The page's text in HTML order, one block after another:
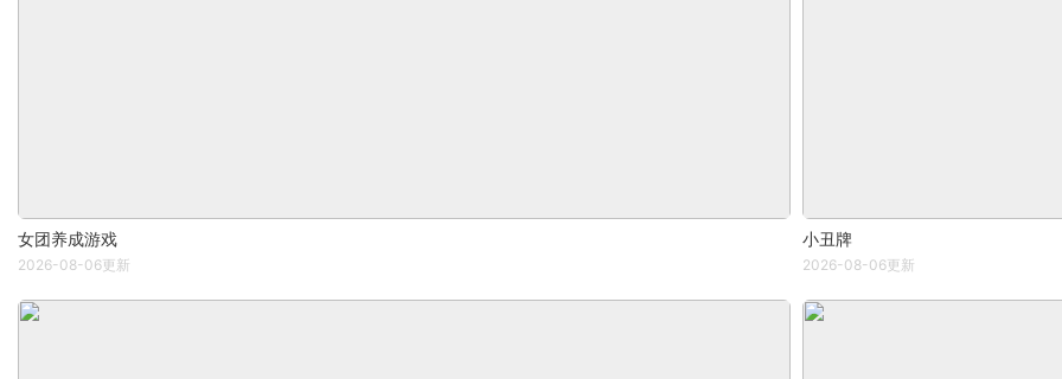
女团养成游戏
2026-08-06更新
小丑牌
2026-08-06更新